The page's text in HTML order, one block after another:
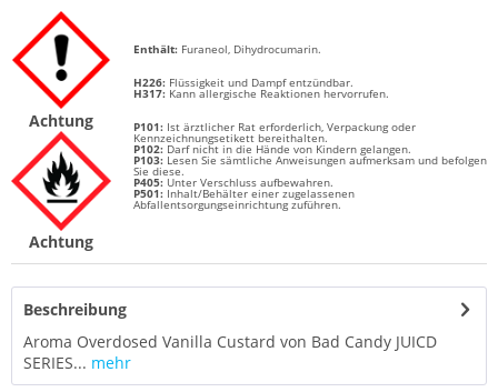
Achtung
Achtung
Enthält: Furaneol, Dihydrocumarin.
H226: Flüssigkeit und Dampf entzündbar.
H317: Kann allergische Reaktionen hervorrufen.
P101: Ist ärztlicher Rat erforderlich, Verpackung oder
Kennzeichnungsetikett bereithalten.
P102: Darf nicht in die Hände von Kindern gelangen.
P103: Lesen Sie sämtliche Anweisungen aufmerksam und befolgen
Sie diese.
P405: Unter Verschluss aufbewahren.
P501: Inhalt/Behälter einer zugelassenen
Abfallentsorgungseinrichtung zuführen.
Beschreibung
Aroma Overdosed Vanilla Custard von Bad Candy JUICD
SERIES... mehr